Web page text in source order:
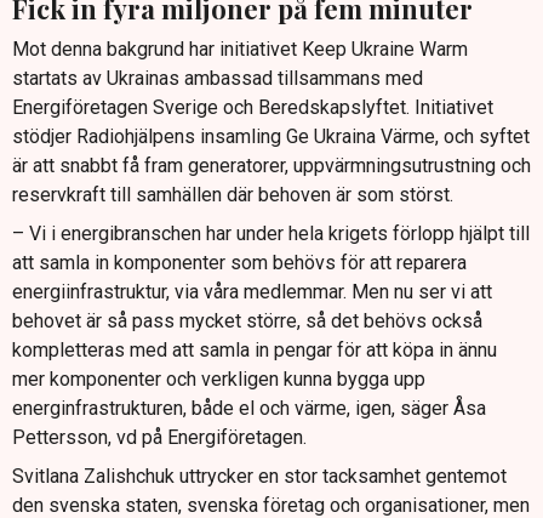
Fick in fyra miljoner på fem minuter
Mot denna bakgrund har initiativet Keep Ukraine Warm
startats av Ukrainas ambassad tillsammans med
Energiföretagen Sverige och Beredskapslyftet. Initiativet
stödjer Radiohjälpens insamling Ge Ukraina Värme, och syftet
är att snabbt få fram generatorer, uppvärmningsutrustning och
reservkraft till samhällen där behoven är som störst.
– Vi i energibranschen har under hela krigets förlopp hjälpt till
att samla in komponenter som behövs för att reparera
energiinfrastruktur, via våra medlemmar. Men nu ser vi att
behovet är så pass mycket större, så det behövs också
kompletteras med att samla in pengar för att köpa in ännu
mer komponenter och verkligen kunna bygga upp
energinfrastrukturen, både el och värme, igen, säger Åsa
Pettersson, vd på Energiföretagen.
Svitlana Zalishchuk uttrycker en stor tacksamhet gentemot
den svenska staten, svenska företag och organisationer, men